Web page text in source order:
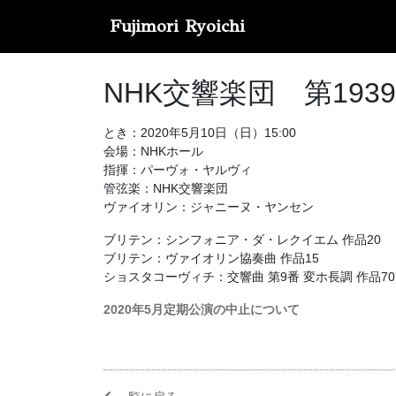
Fujimori Ryoichi
NHK交響楽団 第
とき：2020年5月10日（日）15:00
会場：NHKホール
指揮：パーヴォ・ヤルヴィ
管弦楽：NHK交響楽団
ヴァイオリン：ジャニーヌ・ヤンセン
ブリテン：シンフォニア・ダ・レクイエム 作品20
ブリテン：ヴァイオリン協奏曲 作品15
ショスタコーヴィチ：交響曲 第9番 変ホ長調 作品70
2020年5月定期公演の中止について